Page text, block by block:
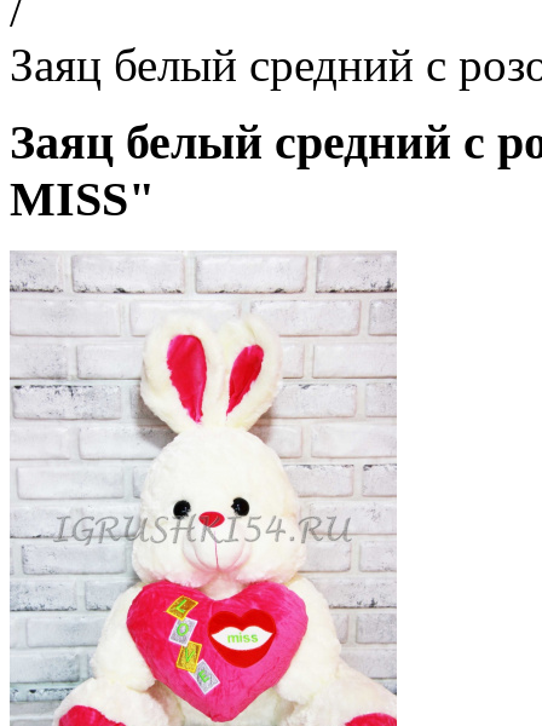
Заяц белый средний с
Заяц белый средний с
MISS"